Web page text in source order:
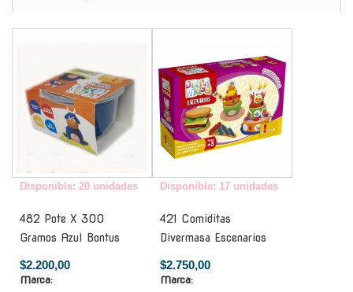
Disponible: 20 unidades
482 Pote X 300
Gramos Azul Bontus
$2.200,00
Marca:
Disponible: 17 unidades
421 Comiditas
Divermasa Escenarios
$2.750,00
Marca: